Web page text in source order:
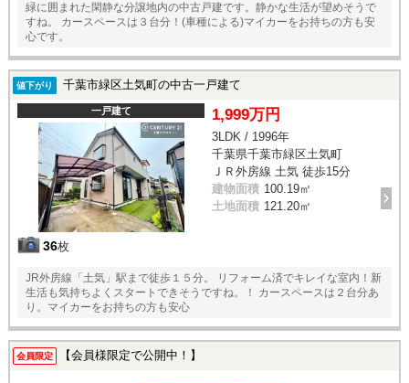
緑に囲まれた閑静な分譲地内の中古戸建です。静かな生活が望めそうで
すね。 カースペースは３台分！(車種による)マイカーをお持ちの方も安
心です。
値下がり 千葉市緑区土気町の中古一戸建て
一戸建て
36枚
1,999万円
3LDK / 1996年
千葉県千葉市緑区土気町
ＪＲ外房線 土気 徒歩15分
建物面積 100.19㎡
土地面積 121.20㎡
JR外房線「土気」駅まで徒歩１５分。 リフォーム済でキレイな室内！新
生活も気持ちよくスタートできそうですね。！ カースペースは２台分あ
り。マイカーをお持ちの方も安心
会員限定 【会員様限定で公開中！】